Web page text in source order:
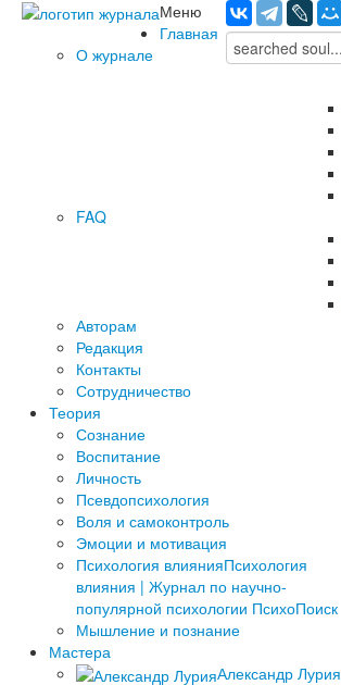
Меню
Главная
О журнале
FAQ
Авторам
Редакция
­Контакты
Сотрудничество
Теория
Сознание
Воспитание
Личность
Псевдопсихология
Воля и самоконтроль
Эмоции и мотивация
Психология влиянияПсихология
влияния | Журнал по научно-
популярной психологии ПсихоПоиск
Мышление и познание
Мастера
Александр Лурия